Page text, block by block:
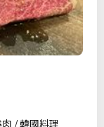
/ 韓國料理